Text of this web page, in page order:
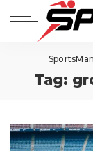
Tag: